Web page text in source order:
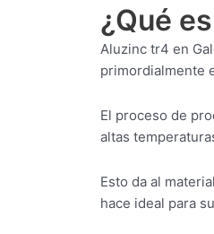
¿Qué
Aluzinc tr4 en
primordialmente
El proceso de
altas
Esto da al
hace ideal para